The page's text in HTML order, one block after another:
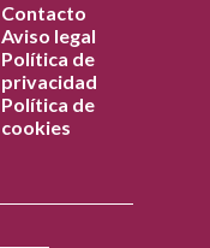
Contacto
Aviso legal
Política de
privacidad
Política de
cookies